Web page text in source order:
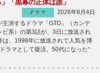
「黒幕の正体は誰」
ドラマ
2026年8月4日
演するドラマ「GTO」（カンテ
ビ系）の第3話が、3日に放送され
、1998年に放送されて人気を博
ラマとして復活。50代になった“